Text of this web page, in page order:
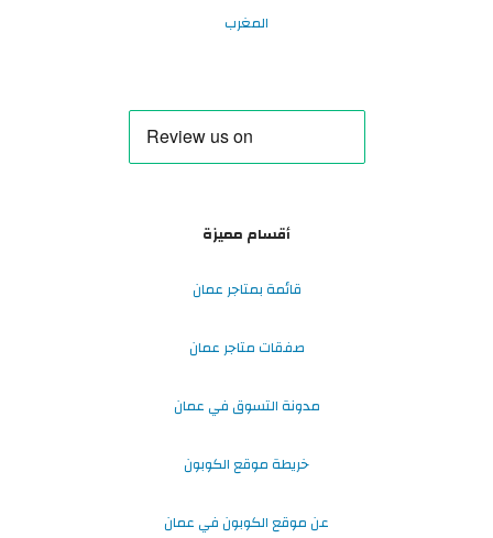
المغرب
أقسام مميزة
قائمة بمتاجر عمان
صفقات متاجر عمان
مدونة التسوق في عمان
خريطة موقع الكوبون
عن موقع الكوبون في عمان